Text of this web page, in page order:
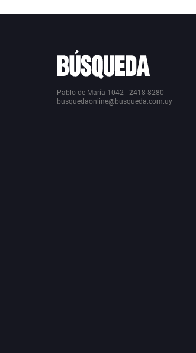
Pablo de María 1042 - 2418 8280
busquedaonline@busqueda.com.uy